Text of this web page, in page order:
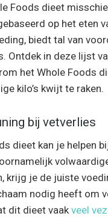
Foods dieet
op het eten
biedt tal van
Ontdek in deze lijst
het Whole Foods
kilo’s kwijt te raken.
bij vetverlies
dieet kan je helpen
krijg je de juiste
nodig heeft om
dit dieet vaak veel